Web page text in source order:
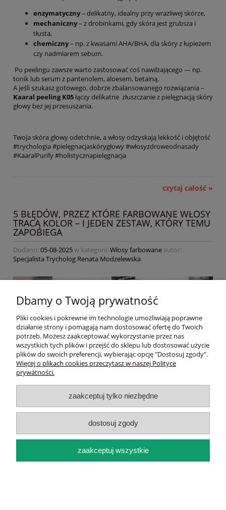
enzymatyczny– delikatny, idealny przy wrażliwej skórze,
mechaniczny– z drobinkami, gdy skóra jest grubsza i
tłusta,
chemiczny– np. z kwasami AHA/BHA, dla skóry z łupieżem
czy nadmiarem sebum.
Po peelingu zawsze warto zastosować coś nawilżającego — np.
tonik lub serum z pantenolem, aloesem, betainą.
A jeśli szukasz gotowego, dobrze zbalansowanego rozwiązania –
Kaaral peeling K05łączy delikatne złuszczanie z pielęgnacją skóry
głowy bez jej przesuszania.
Twoja skóra głowy odetchnie, a włosy odzyskają lekkość i objętość
#trychologia #pielęgnacjaskórygłowy #włosyzdroweodnasady
#KaaralPurify #holistycznapielęgnacja
czytaj całość »
5 BŁĘDÓW, PRZEZ KTÓRE FARBOWANE WŁOSY
TRACĄ KOLOR – I JEDEN ZESTAW, KTÓRY TEMU
ZAPOBIEGA
Dodano: 05-08-2025w kategorii: Włosy farbowane autor:
Specjalista Trycholog Renata Modzelewska
Dlaczego Twój kolor szybko się
wypłukuje? Poznaj 5 najczęstszych
błędów
Farbowane włosy wymagają specjalnej troski – inaczej kolor
Dbamy o Twoją prywatność
Pliki cookies i pokrewne im technologie umożliwiają poprawne
działanie strony i pomagają nam dostosować ofertę do Twoich
potrzeb. Możesz zaakceptować wykorzystanie przez nas
wszystkich tych plików i przejść do sklepu lub dostosować użycie
plików do swoich preferencji, wybierając opcję "Dostosuj zgody".
Więcej o plikach cookies przeczytasz w naszej Polityce
prywatności.
zaakceptuj tylko niezbędne
dostosuj zgody
zaakceptuj wszystkie